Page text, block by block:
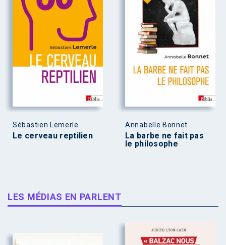
Sébastien Lemerle
Le cerveau reptilien
Annabelle Bonnet
La barbe ne fait pas
le philosophe
LES MÉDIAS EN PARLENT